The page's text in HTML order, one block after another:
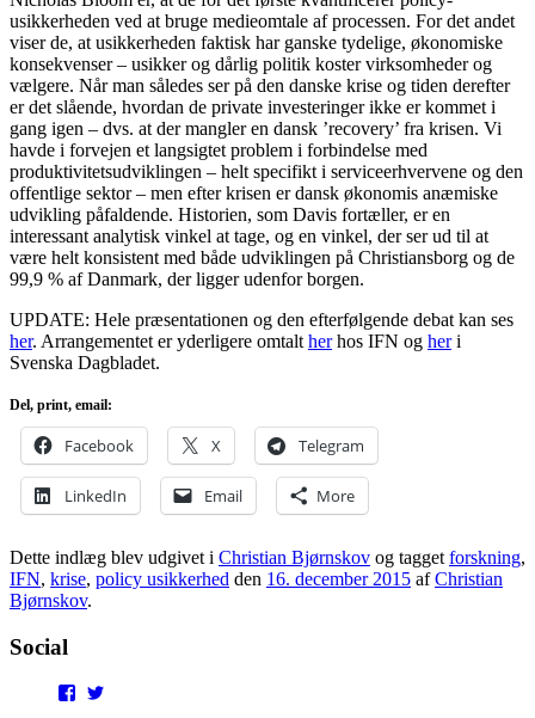
usikkerheden ved at bruge medieomtale af processen. For det andet
viser de, at usikkerheden faktisk har ganske tydelige, økonomiske
konsekvenser – usikker og dårlig politik koster virksomheder og
vælgere. Når man således ser på den danske krise og tiden derefter
er det slående, hvordan de private investeringer ikke er kommet i
gang igen – dvs. at der mangler en dansk ’recovery’ fra krisen. Vi
havde i forvejen et langsigtet problem i forbindelse med
produktivitetsudviklingen – helt specifikt i serviceerhvervene og den
offentlige sektor – men efter krisen er dansk økonomis anæmiske
udvikling påfaldende. Historien, som Davis fortæller, er en
interessant analytisk vinkel at tage, og en vinkel, der ser ud til at
være helt konsistent med både udviklingen på Christiansborg og de
99,9 % af Danmark, der ligger udenfor borgen.
UPDATE: Hele præsentationen og den efterfølgende debat kan ses
her. Arrangementet er yderligere omtalt herhos IFN og heri
Svenska Dagbladet.
Del, print, email:
Facebook X Telegram
LinkedIn Email More
Dette indlæg blev udgivet i Christian Bjørnskov og tagget forskning,
IFN, krise, policy usikkerhed den 16. december 2015 afChristian
Bjørnskov.
Social
View